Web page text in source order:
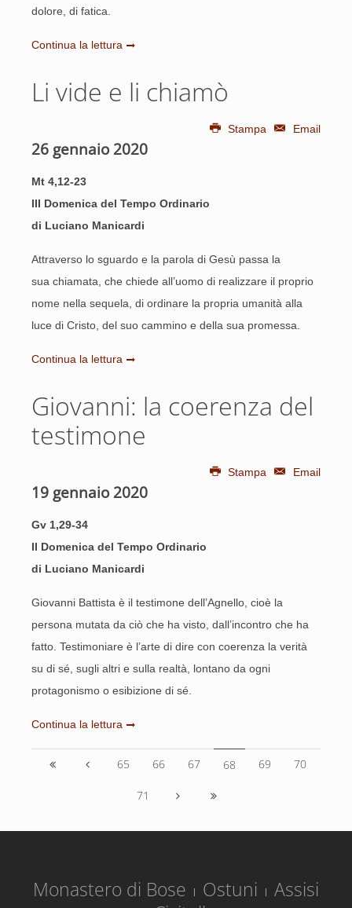
dolore, di fatica.
Continua la lettura
Li vide e li chiamò
Stampa Email
26 gennaio 2020
Mt 4,12-23
III Domenica del Tempo Ordinario
di Luciano Manicardi
Attraverso lo sguardo e la parola di Gesù passa la
sua chiamata, che chiede all’uomo di realizzare il proprio
nome nella sequela, di ordinare la propria umanità alla
luce di Cristo, del suo cammino e della sua promessa.
Continua la lettura
Giovanni: la coerenza del
testimone
Stampa Email
19 gennaio 2020
Gv 1,29-34
II Domenica del Tempo Ordinario
di Luciano Manicardi
Giovanni Battista è il testimone dell’Agnello, cioè la
persona mutata da ciò che ha visto, dall’incontro che ha
fatto. Testimoniare è l’arte di dire con coerenza la verità
su di sé, sugli altri e sulla realtà, lontano da ogni
protagonismo o esibizione di sé.
Continua la lettura
65 66 67 68 69 70
71
Monastero di Bose Ostuni
Assisi